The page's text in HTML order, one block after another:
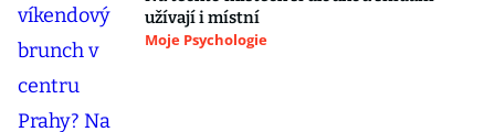
užívají i místní
Moje Psychologie